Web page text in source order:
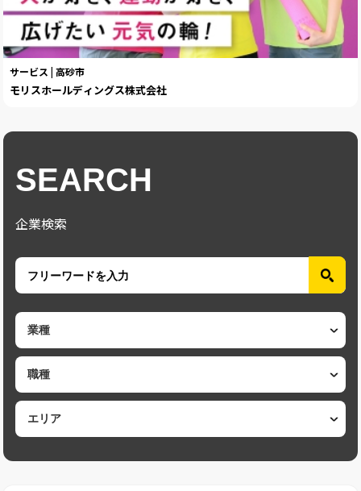
サービス | 高砂市
モリスホールディングス株式会社
SEARCH
企業検索